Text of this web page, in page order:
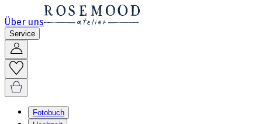
Über uns
Service
Fotobuch